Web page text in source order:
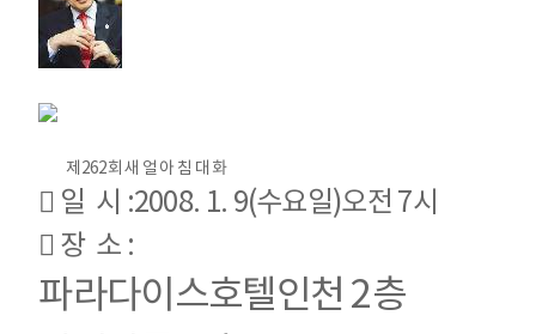
제262회 새 얼 아 침 대 화
󰁮 일 시 :2008. 1. 9(수요일)오전 7시
󰁮 장 소 :
파라다이스호텔인천 2층